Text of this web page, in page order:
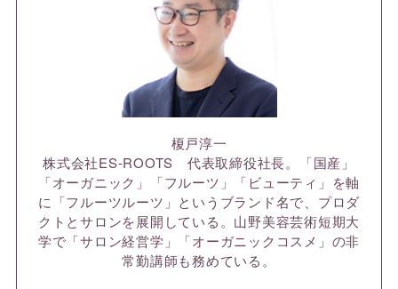
榎戸淳一
株式会社ES-ROOTS 代表取締役社長。「国産」
「オーガニック」「フルーツ」「ビューティ」を軸
に「フルーツルーツ」というブランド名で、プロダ
クトとサロンを展開している。山野美容芸術短期大
学で「サロン経営学」「オーガニックコスメ」の非
常勤講師も務めている。